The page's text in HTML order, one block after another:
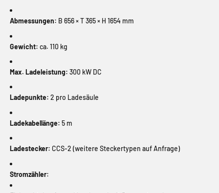
Abmessungen: B 656 × T 365 × H 1654 mm
Gewicht: ca. 110 kg
Max. Ladeleistung: 300 kW DC
Ladepunkte: 2 pro Ladesäule
Ladekabellänge: 5 m
Ladestecker: CCS-2 (weitere Steckertypen auf Anfrage)
Stromzähler: